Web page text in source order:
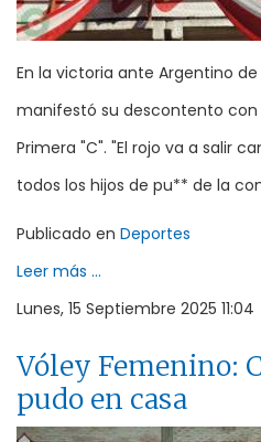
En la victoria ante Argentino
manifestó su descontento
Primera "C". "El rojo va a salir
todos los hijos de pu** de la
Publicado en Deportes
Leer más ...
Lunes, 15 Septiembre 2025 11:04
Vóley Femenino:
pudo en casa